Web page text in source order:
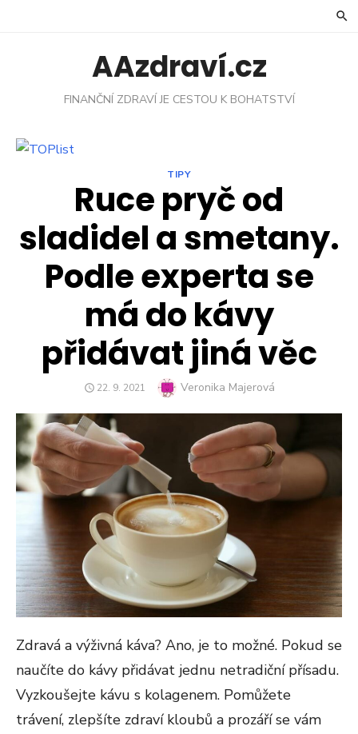
AAzdraví.cz
FINANČNÍ ZDRAVÍ JE CESTOU K BOHATSTVÍ
TIPY
Ruce pryč od
sladidel a smetany.
Podle experta se
má do kávy
přidávat jiná věc
POSTED
22. 9. 2021 Author
Veronika Majerová
Zdravá a výživná káva? Ano, je to možné. Pokud se
naučíte do kávy přidávat jednu netradiční přísadu.
Vyzkoušejte kávu s kolagenem. Pomůžete
trávení, zlepšíte zdraví kloubů a prozáří se vám